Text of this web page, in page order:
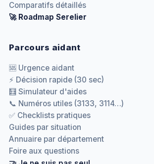
Comparatifs détaillés
🚀 Roadmap Serelier
Parcours aidant
🆘 Urgence aidant
⚡ Décision rapide (30 sec)
🧮 Simulateur d'aides
📞 Numéros utiles (3133, 3114…)
✅ Checklists pratiques
Guides par situation
Annuaire par département
Foire aux questions